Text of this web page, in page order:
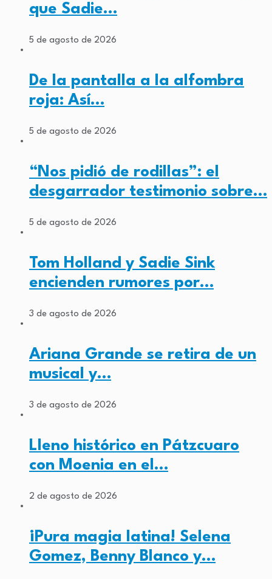
que Sadie…
5 de agosto de 2026
De la pantalla a la alfombra
roja: Así…
5 de agosto de 2026
“Nos pidió de rodillas”: el
desgarrador testimonio sobre…
5 de agosto de 2026
Tom Holland y Sadie Sink
encienden rumores por…
3 de agosto de 2026
Ariana Grande se retira de un
musical y…
3 de agosto de 2026
Lleno histórico en Pátzcuaro
con Moenia en el…
2 de agosto de 2026
¡Pura magia latina! Selena
Gomez, Benny Blanco y…